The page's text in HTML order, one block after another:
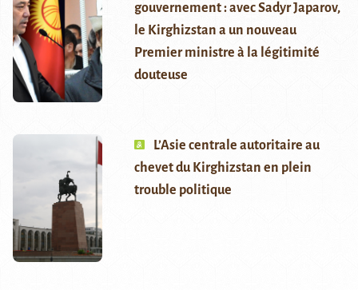
gouvernement : avec Sadyr Japarov,
le Kirghizstan a un nouveau
Premier ministre à la légitimité
douteuse
L’Asie centrale autoritaire au
chevet du Kirghizstan en plein
trouble politique